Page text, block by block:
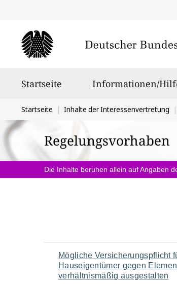
Startseite Informationen/
Sie
befinden
sich
hier:
Startseite Inhalte der Interessenvertretung
Regelungsvorhaben
Die Inhalte beruhen allein auf Angaben
Navigation
für
Mögliche Versicherungspflicht
Hauseigentümer gegen
verhältnismäßig ausgestalten